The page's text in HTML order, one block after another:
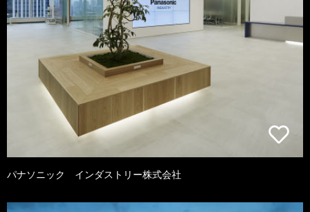
パナソニック インダストリー株式会社